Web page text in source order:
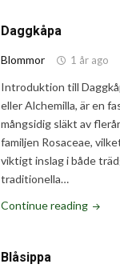
Daggkåpa
Blommor 1 år ago
Introduktion till
eller Alchemilla, är en
mångsidig släkt av
familjen Rosaceae,
viktigt inslag i både
traditionella…
Continue reading
Blåsippa